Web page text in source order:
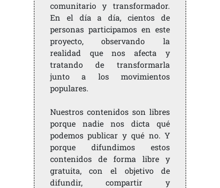
comunitario y transformador.
En el día a día, cientos de
personas participamos en este
proyecto, observando la
realidad que nos afecta y
tratando de transformarla
junto a los movimientos
populares.
Nuestros contenidos son libres
porque nadie nos dicta qué
podemos publicar y qué no. Y
porque difundimos estos
contenidos de forma libre y
gratuita, con el objetivo de
difundir, compartir y